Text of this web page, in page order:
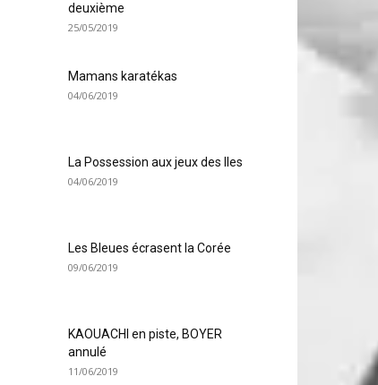
deuxième
25/05/2019
Mamans karatékas
04/06/2019
La Possession aux jeux des Iles
04/06/2019
Les Bleues écrasent la Corée
09/06/2019
KAOUACHI en piste, BOYER
annulé
11/06/2019